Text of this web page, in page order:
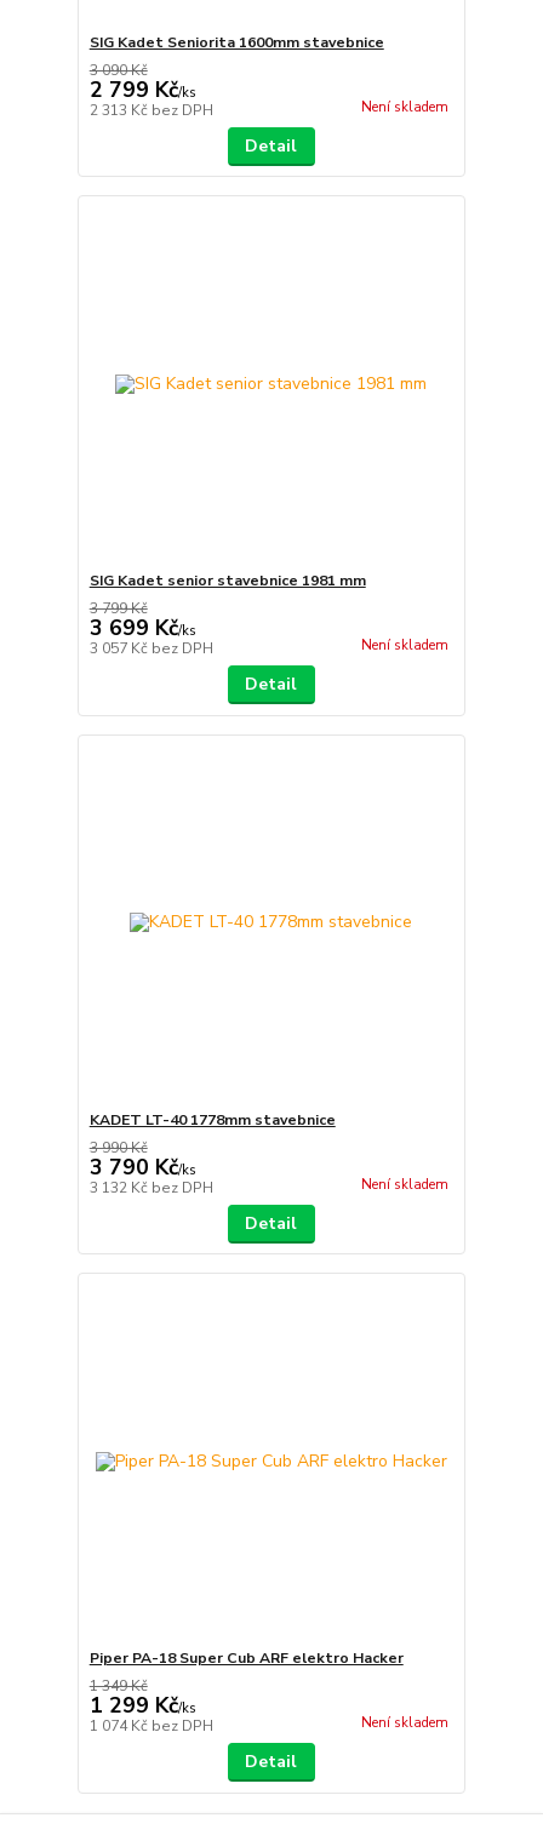
SIG Kadet Seniorita 1600mm stavebnice
3 090 Kč
2 799 Kč/ks
2 313 Kč bez DPH Není skladem
Detail
SIG Kadet senior stavebnice 1981 mm
3 799 Kč
3 699 Kč/ks
3 057 Kč bez DPH Není skladem
Detail
KADET LT-40 1778mm stavebnice
3 990 Kč
3 790 Kč/ks
3 132 Kč bez DPH Není skladem
Detail
Piper PA-18 Super Cub ARF elektro Hacker
1 349 Kč
1 299 Kč/ks
1 074 Kč bez DPH Není skladem
Detail